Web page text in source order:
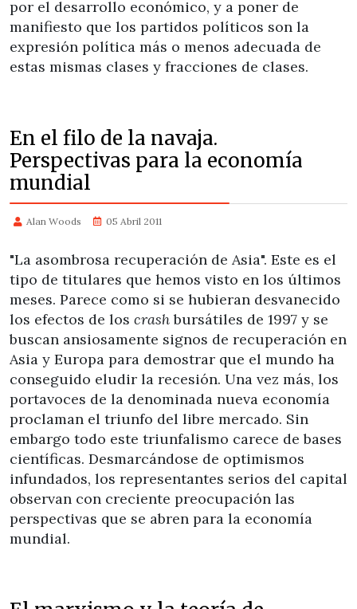
por el desarrollo económico, y a poner de
manifiesto que los partidos políticos son la
expresión política más o menos adecuada de
estas mismas clases y fracciones de clases.
En el filo de la navaja.
Perspectivas para la economía
mundial
Alan Woods 05 Abril 2011
"La asombrosa recuperación de Asia". Este es el
tipo de titulares que hemos visto en los últimos
meses. Parece como si se hubieran desvanecido
los efectos de los crashbursátiles de 1997 y se
buscan ansiosamente signos de recuperación en
Asia y Europa para demostrar que el mundo ha
conseguido eludir la recesión. Una vez más, los
portavoces de la denominada nueva economía
proclaman el triunfo del libre mercado. Sin
embargo todo este triunfalismo carece de bases
científicas. Desmarcándose de optimismos
infundados, los representantes serios del capital
observan con creciente preocupación las
perspectivas que se abren para la economía
mundial.